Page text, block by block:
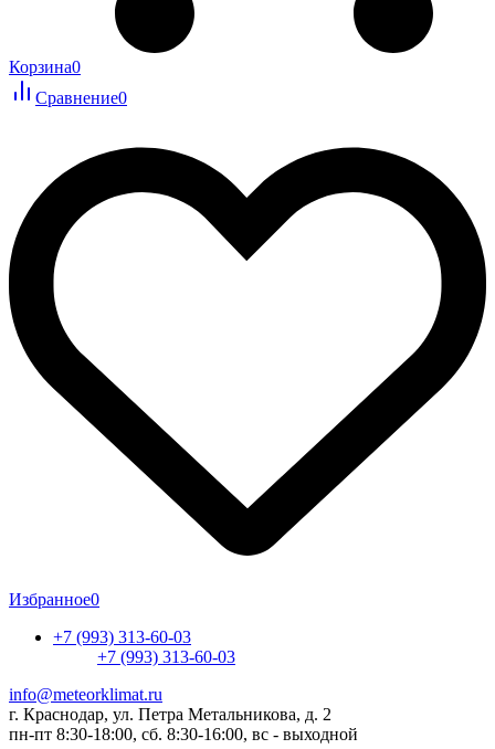
Корзина0
Сравнение0
Избранное0
+7 (993) 313-60-03
+7 (993) 313-60-03
info@meteorklimat.ru
г. Краснодар, ул. Петра Метальникова, д. 2
пн-пт 8:30-18:00, сб. 8:30-16:00, вс - выходной